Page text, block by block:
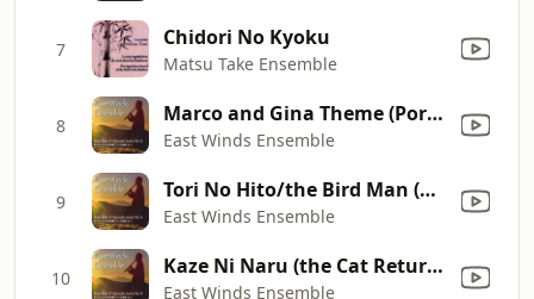
7 Chidori No Kyoku
Matsu Take Ensemble
8 Marco and Gina Theme (Porco Rosso)
East Winds Ensemble
9 Tori No Hito/the Bird Man (Nausicaa)
East Winds Ensemble
10 Kaze Ni Naru (the Cat Returns)
East Winds Ensemble